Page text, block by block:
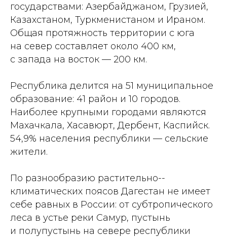
государствами: Азербайджаном, Грузией,
Казахстаном, Туркменистаном и Ираном.
Общая протяжность территории с юга
на север составляет около 400 км,
с запада на восток — 200 км.
Республика делится на 51 муниципальное
образование: 41 район и 10 городов.
Наиболее крупными городами являются
Махачкала, Хасавюрт, Дербент, Каспийск.
54,9% населения республики — сельские
жители.
По разнообразию растительно-­
климатических поясов Дагестан не имеет
себе равных в России: от субтропического
леса в устье реки Самур, пустынь
и полупустынь на севере республики